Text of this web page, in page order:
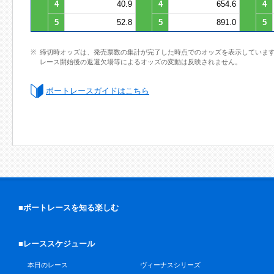
4 40.9 4 654.6
4
5
52.8 5 891.0 5
締切時オッズは、発売票数の集計が完了した時点でのオッズを表示していま
レース開始後の返還欠場等によるオッズの変動は反映されません。
ボートレースガイドはこちら
■ボートレースを知る楽しむ
■レーススケジュール
本日のレース ヴィーナスシリーズ